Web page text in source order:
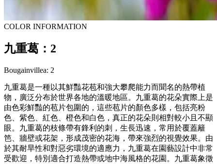
COLOR INFORMATION
九重葛：2
Bougainvillea: 2
九重葛是一種以其鮮豔花苞和強大攀爬能力而聞名的熱帶植
物，廣泛分布於世界各地的溫暖地區。九重葛的花朵實際上是
由色彩鮮豔的苞片包圍的，這些苞片的顏色多樣，包括亮粉
色、紫色、紅色、橙色和白色，真正的花朵則相對較小且不顯
眼。九重葛的枝條帶有鋒利的刺，生長迅速，常用於覆蓋籬
笆、牆壁或花架，形成茂密的花海，帶來強烈的視覺效果。由
於其耐旱性和對惡劣環境的適應力，九重葛在園藝設計中非常
受歡迎，特別適合打造熱帶或地中海風格的花園。九重葛象徵